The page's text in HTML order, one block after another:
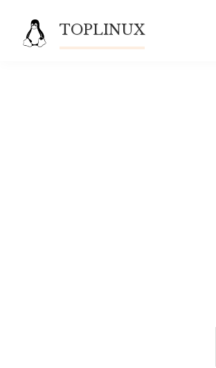
contenido
TOPLINUX